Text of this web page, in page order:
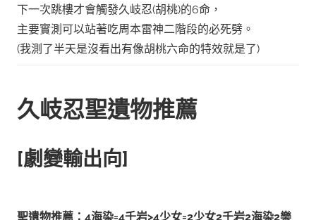
下一次跳樓才會觸發久岐忍(胡桃)的6命，
主要實測可以站著吃周本雷神二階段的必死劈。
(我測了半天是沒看出有像胡桃六命的特效就是了)
久岐忍聖遺物推薦
[劇變輸出向]
聖遺物推薦：4海染=4千岩>4少女=2少女2千岩2海染2樂